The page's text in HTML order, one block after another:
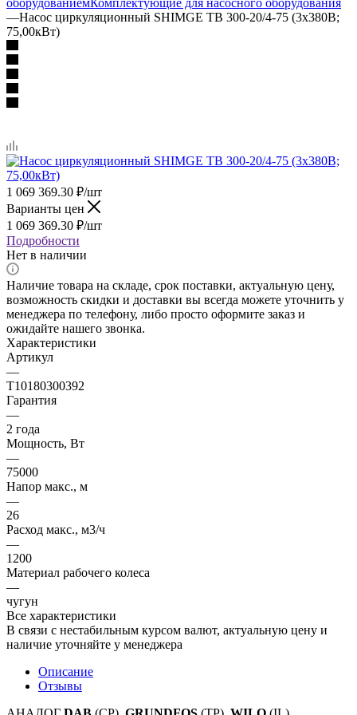
—Насос циркуляционный SHIMGE TB 300-20/4-75 (3х380В;
75,00кВт)
1 069 369.30 ₽/шт
Варианты цен
1 069 369.30 ₽/шт
Подробности
Нет в наличии
Наличие товара на складе, срок поставки, актуальную цену,
возможность скидки и доставки вы всегда можете уточнить у
менеджера по телефону, либо просто оформите заказ и
ожидайте нашего звонка.
Характеристики
Артикул
—
T10180300392
Гарантия
—
2 года
Мощность, Вт
—
75000
Напор макс., м
—
26
Расход макс., м3/ч
—
1200
Материал рабочего колеса
—
чугун
Все характеристики
В связи с нестабильным курсом валют, актуальную цену и
наличие уточняйте у менеджера
Описание
Отзывы